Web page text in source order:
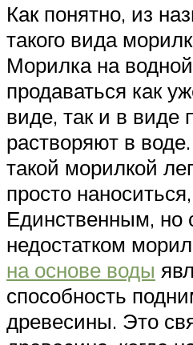
Как понятно, из
такого вида
Морилка на
продаваться как
виде, так и в виде
растворяют в
такой морилкой
просто
Единственным, но
недостатком
на основе воды
способность
древесины. Это